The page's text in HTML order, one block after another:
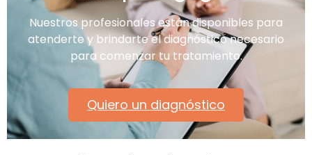
Nuestros profesionales están disponibles para
atenderte y brindarte el diagnóstico necesario
para comenzar tu tratamiento.
Quiero un diagnóstico